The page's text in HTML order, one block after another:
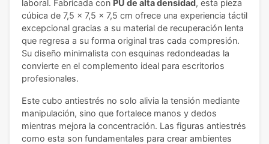
laboral. Fabricada con PU de alta densidad, esta pieza
cúbica de 7,5 x 7,5 x 7,5 cm ofrece una experiencia táctil
excepcional gracias a su material de recuperación lenta
que regresa a su forma original tras cada compresión.
Su diseño minimalista con esquinas redondeadas la
convierte en el complemento ideal para escritorios
profesionales.
Este cubo antiestrés no solo alivia la tensión mediante
manipulación, sino que fortalece manos y dedos
mientras mejora la concentración. Las figuras antiestrés
como esta son fundamentales para crear ambientes